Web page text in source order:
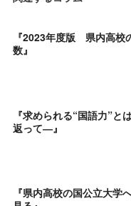
『2023年度版 県内高校
数』
『求められる“国語力”
返って―』
『県内高校の国公立大学